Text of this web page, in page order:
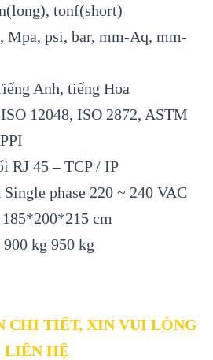
tonf(short)
Mpa, psi, bar, mm-Aq, mm-
Anh, tiếng Hoa
12048, ISO 2872, ASTM
RJ 45 – TCP / IP
phase 220 ~ 240 VAC
cm
kg 950 kg
CHI TIẾT, XIN VUI LÒNG
LIÊN HỆ